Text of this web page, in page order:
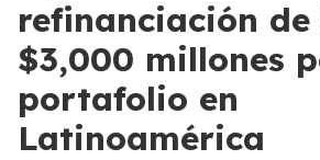
refinanciación de
$3,000 millones
portafolio en
Latinoamérica